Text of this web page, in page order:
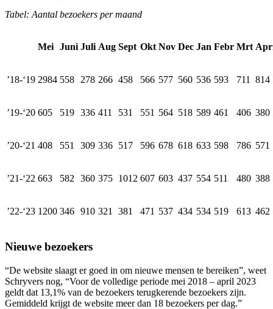
Tabel: Aantal bezoekers per maand
Mei Juni Juli Aug Sept Okt Nov Dec Jan Febr Mrt
’18-‘19 2984 558 278 266 458 566 577 560 536 593 711 814
’19-‘20 605 519 336 411 531 551 564 518 589 461 406 380
’20-‘21 408 551 309 336 517 596 678 618 633 598 786 571
’21-‘22 663 582 360 375 1012 607 603 437 554 511 480 388
’22-‘23 1200 346 910 321 381 471 537 434 534 519 613 462
Nieuwe bezoekers
“De website slaagt er goed in om nieuwe mensen te bereiken”, weet
Schryvers nog, “Voor de volledige periode mei 2018 – april 2023
geldt dat 13,1% van de bezoekers terugkerende bezoekers zijn.
Gemiddeld krijgt de website meer dan 18 bezoekers per dag.”